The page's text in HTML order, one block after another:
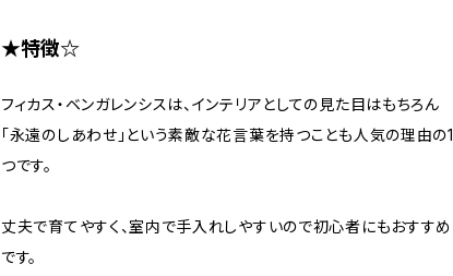
★特徴☆
フィカス・ベンガレンシスは、インテリアとしての見た目はもちろん
「永遠のしあわせ」という素敵な花言葉を持つことも人気の理由の1
つです。
丈夫で育てやすく、室内で手入れしやすいので初心者にもおすすめ
です。